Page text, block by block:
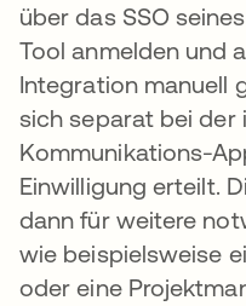
über das SSO
Tool anmelden und
Integration manuell
sich separat bei der
Kommunikations-
Einwilligung erteilt.
dann für weitere
wie beispielsweise
oder eine